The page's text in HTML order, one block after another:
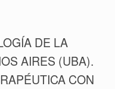
DE LA
AIRES (UBA).
CON